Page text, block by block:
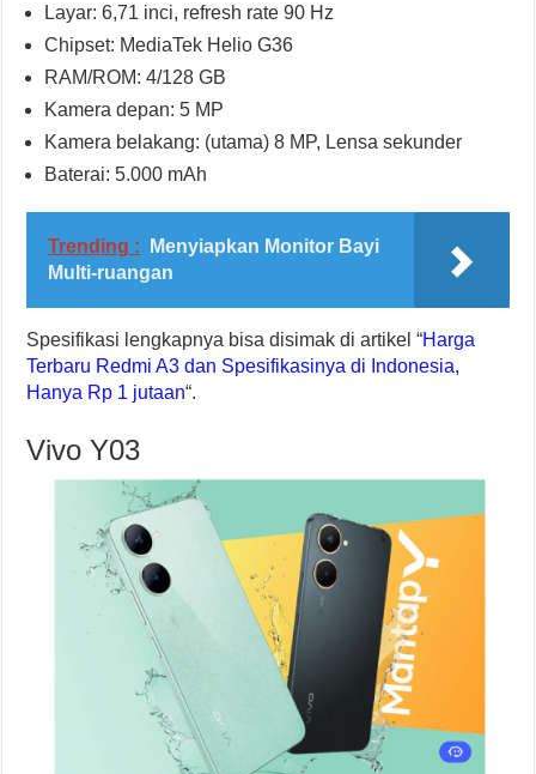
saat ini adalah Rp 1,1 juta. Berikut rangkuman
spesifikasi Redmi A3.
Layar: 6,71 inci, refresh rate 90 Hz
Chipset: MediaTek Helio G36
RAM/ROM: 4/128 GB
Kamera belakang: (utama) 8 MP, Lensa sekunder
Baterai: 5.000 mAh
Trending : Menyiapkan Monitor Bayi
Multi-ruangan
Spesifikasi lengkapnya bisa disimak di artikel “
Terbaru Redmi A3 dan Spesifikasinya di Indonesia,
Hanya Rp 1 jutaan “.